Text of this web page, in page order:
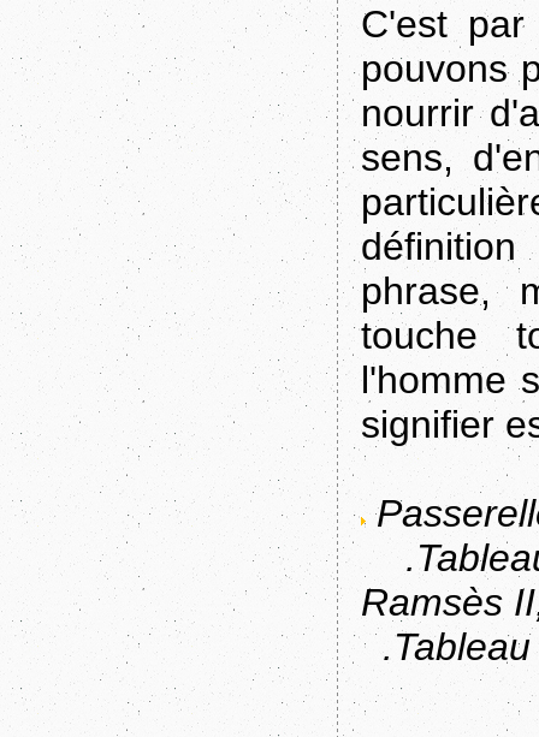
C'est
pouvons
nourrir
sens,
phrase,
touche
l'homme
signifier
Ramsès
.Tableau